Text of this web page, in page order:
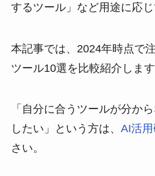
するツール」など用途に応じ
本記事では、2024年時点で
ツール10選を比較紹介します
「自分に合うツールが分か
したい」という方は、 AI活
さい。